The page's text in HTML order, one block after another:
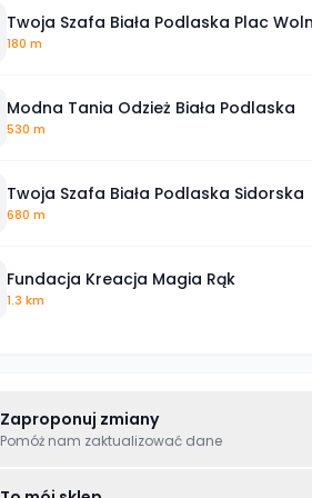
Twoja Szafa Biała Podlaska Plac
180 m
Modna Tania Odzież Biała Podlaska
530 m
Twoja Szafa Biała Podlaska Sidorska
680 m
Fundacja Kreacja Magia Rąk
1.3 km
Zaproponuj zmiany
Pomóż nam zaktualizować dane